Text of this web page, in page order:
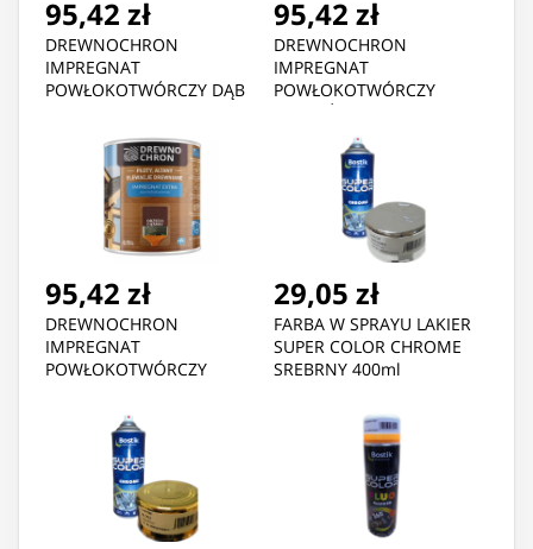
95,42 zł
DREWNOCHRON
IMPREGNAT
POWŁOKOTWÓRCZY DĄB
95,42 zł
DREWNOCHRON
IMPREGNAT
POWŁOKOTWÓRCZY
95,42 zł
DREWNOCHRON
IMPREGNAT
POWŁOKOTWÓRCZY
29,05 zł
FARBA W SPRAYU LAKIER
SUPER COLOR CHROME
SREBRNY 400ml